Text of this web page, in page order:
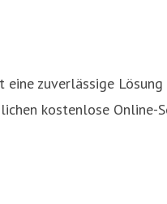
eine zuverlässige
kostenlose